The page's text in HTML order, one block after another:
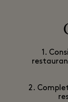
1.
2.